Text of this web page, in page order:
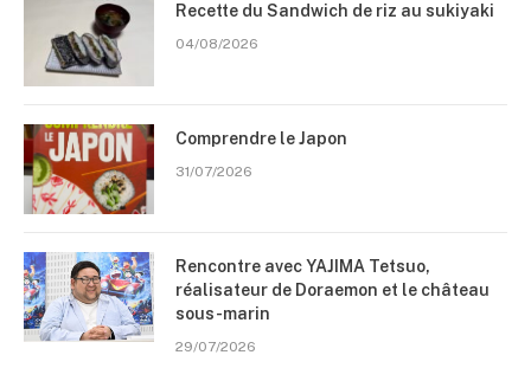
Recette du Sandwich de riz au sukiyaki
04/08/2026
Comprendre le Japon
31/07/2026
Rencontre avec YAJIMA Tetsuo,
réalisateur de Doraemon et le château
sous-marin
29/07/2026